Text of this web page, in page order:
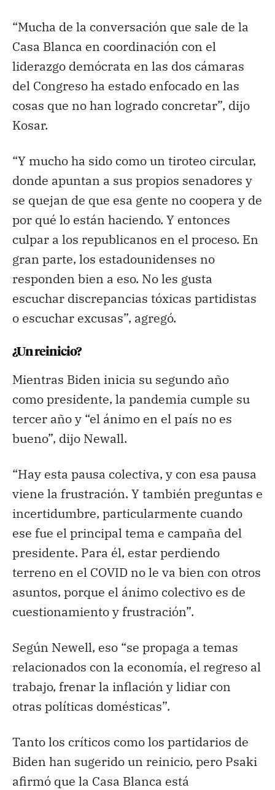
“Mucha de la conversación que sale de la
Casa Blanca en coordinación con el
liderazgo demócrata en las dos cámaras
del Congreso ha estado enfocado en las
cosas que no han logrado concretar”, dijo
Kosar.
“Y mucho ha sido como un tiroteo circular,
donde apuntan a sus propios senadores y
se quejan de que esa gente no coopera y de
por qué lo están haciendo. Y entonces
culpar a los republicanos en el proceso. En
gran parte, los estadounidenses no
responden bien a eso. No les gusta
escuchar discrepancias tóxicas partidistas
o escuchar excusas”, agregó.
¿Un reinicio?
Mientras Biden inicia su segundo año
como presidente, la pandemia cumple su
tercer año y “el ánimo en el país no es
bueno”, dijo Newall.
“Hay esta pausa colectiva, y con esa pausa
viene la frustración. Y también preguntas e
incertidumbre, particularmente cuando
ese fue el principal tema e campaña del
presidente. Para él, estar perdiendo
terreno en el COVID no le va bien con otros
asuntos, porque el ánimo colectivo es de
cuestionamiento y frustración”.
Según Newell, eso “se propaga a temas
relacionados con la economía, el regreso al
trabajo, frenar la inflación y lidiar con
otras políticas domésticas”.
Tanto los críticos como los partidarios de
Biden han sugerido un reinicio, pero Psaki
afirmó que la Casa Blanca está